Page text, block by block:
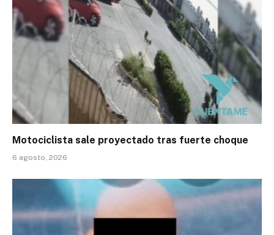
Motociclista sale proyectado tras fuerte choque
6 agosto, 2026